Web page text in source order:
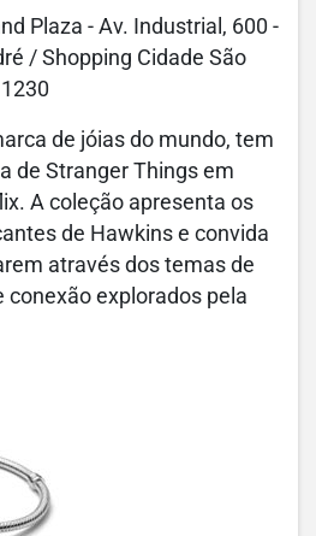
Plaza - Av. Industrial, 600 -
/ Shopping Cidade São
de jóias do mundo, tem
de Stranger Things em
A coleção apresenta os
de Hawkins e convida
através dos temas de
conexão explorados pela